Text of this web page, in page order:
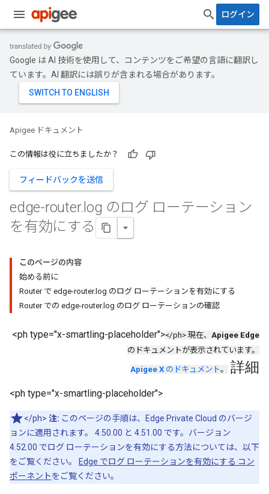
ログイン
Google は AI 技術を使用して、コンテンツをご希望の言語に翻訳し
ています。AI 翻訳には誤りが含まれる場合があります。
Apigee ドキュメント
この情報は役に立ちましたか？
フィードバックを送信
edge-router. log のログ ローテーション
を有効にする
このページの内容
始める前に
Router で edge-router.log のログ ローテーションを有効にする
Router での edge-router.log のログ ローテーションの確認
<ph type="x-smartling-placeholder"></ph> 現在、 Apigee Edge
のドキュメントが表示されています。
Apigee X のドキュメント。 詳細
<ph type="x-smartling-placeholder">
</ph> 注: このページの手順は、Edge Private Cloud のバージ
ョンに適用されます。 4.50.00 と 4.51.00 です。バージョン
4.52.00 でログ ローテーションを有効にする方法については、以下
をご覧ください。
Edge でログ ローテーションを有効にする コン
ポーネントをご覧ください。